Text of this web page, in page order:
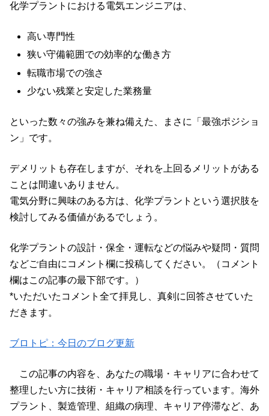
化学プラントにおける電気エンジニアは、
高い専門性
狭い守備範囲での効率的な働き方
転職市場での強さ
少ない残業と安定した業務量
といった数々の強みを兼ね備えた、まさに「最強ポジショ
ン」です。
デメリットも存在しますが、それを上回るメリットがある
ことは間違いありません。
電気分野に興味のある方は、化学プラントという選択肢を
検討してみる価値があるでしょう。
化学プラントの設計・保全・運転などの悩みや疑問・質問
などご自由にコメント欄に投稿してください。（コメント
欄はこの記事の最下部です。）
*いただいたコメント全て拝見し、真剣に回答させていた
だきます。
ブロトピ：今日のブログ更新
この記事の内容を、あなたの職場・キャリアに合わせて
整理したい方に技術・キャリア相談を行っています。海外
プラント、製造管理、組織の病理、キャリア停滞など、あ